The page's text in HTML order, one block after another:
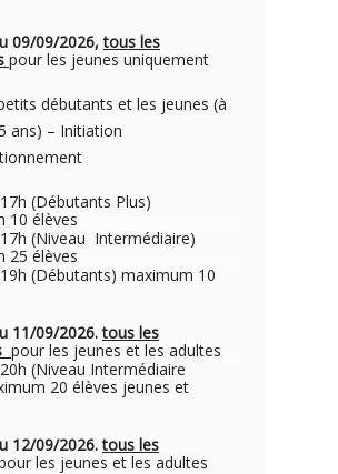
09/09/2026,tous les
pour les jeunes uniquement
débutants et les jeunes (à
ans) – Initiation
(Débutants Plus)
10 élèves
(Niveau Intermédiaire)
25 élèves
(Débutants) maximum 10
11/09/2026.tous les
pour les jeunes et les adultes
(Niveau Intermédiaire
20 élèves jeunes et
12/09/2026.tous les
les jeunes et les adultes